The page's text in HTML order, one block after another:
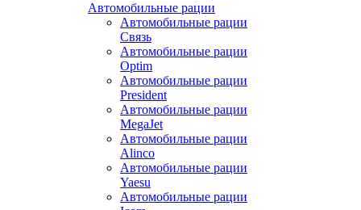
Автомобильные рации
Автомобильные рации
Связь
Автомобильные рации
Optim
Автомобильные рации
President
Автомобильные рации
MegaJet
Автомобильные рации
Alinco
Автомобильные рации
Yaesu
Автомобильные рации